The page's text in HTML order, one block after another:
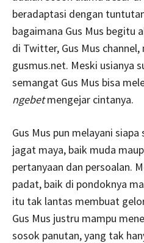
beradaptasi dengan
bagaimana Gus Mus begitu
di Twitter, Gus Mus
gusmus.net. Meski usianya
semangat Gus Mus bisa
ngebetmengejar cintanya.
Gus Mus pun melayani
jagat maya, baik muda
pertanyaan dan persoalan.
padat, baik di pondoknya
itu tak lantas membuat
Gus Mus justru mampu
sosok panutan, yang tak